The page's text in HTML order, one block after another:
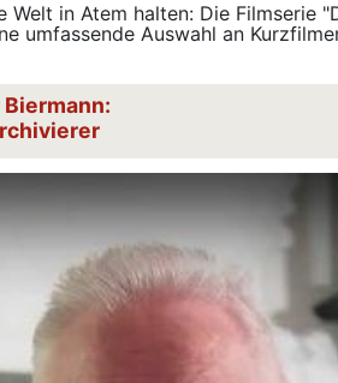
in Atem halten: Die Filmserie
umfassende Auswahl an